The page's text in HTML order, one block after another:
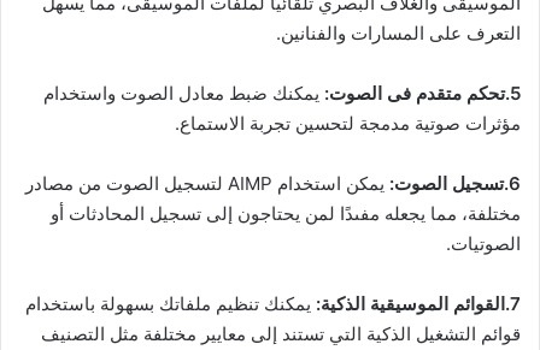
التعرف على المسارات والفنانين.
5.تحكم متقدم فى الصوت:
يمكنك ضبط معادل الصوت واستخدام
مؤثرات صوتية مدمجة لتحسين تجربة الاستماع.
6.تسجيل الصوت:
يمكن استخدام AIMP لتسجيل الصوت من مصادر
مختلفة، مما يجعله مفىدًا لمن يحتاجون إلى تسجيل المحادثات أو
الصوتيات.
7.القوائم الموسيقية الذكية:
يمكنك تنظيم ملفاتك بسهولة باستخدام
قوائم التشغيل الذكية التي تستند إلى معايير مختلفة مثل التصنيف